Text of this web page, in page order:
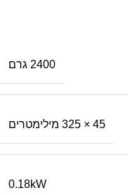
2400 גרם
45 × 325 מילימטרים
0.18kW